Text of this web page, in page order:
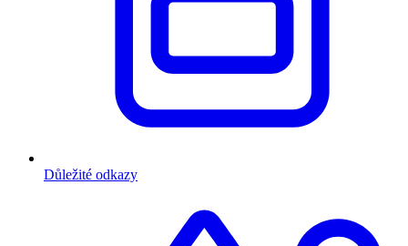
Důležité odkazy